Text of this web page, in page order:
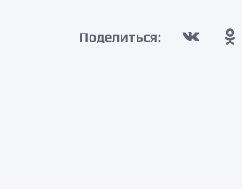
Поделиться: